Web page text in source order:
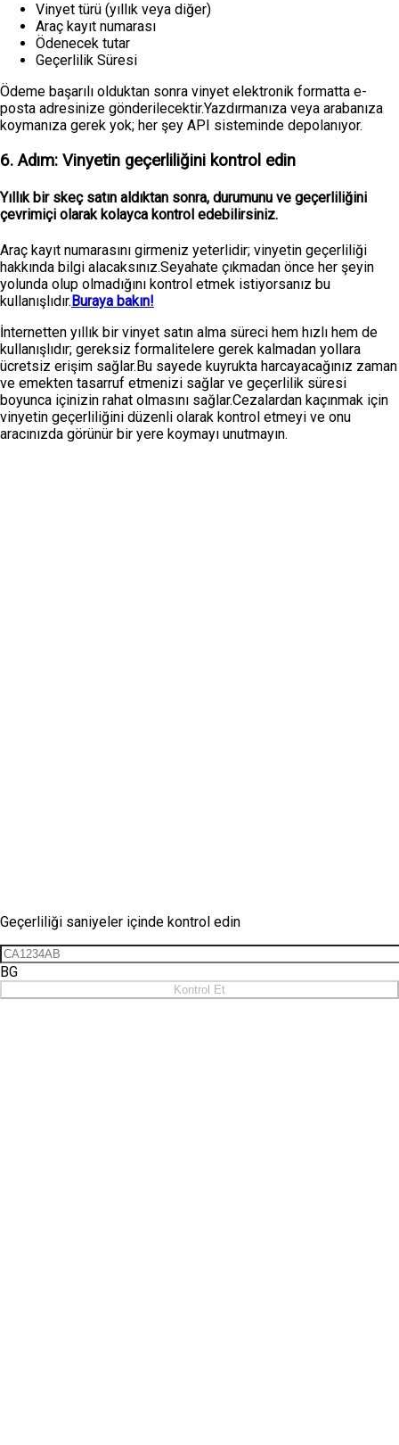
Vinyet türü (yıllık veya diğer)
Araç kayıt numarası
Ödenecek tutar
Geçerlilik Süresi
Ödeme başarılı olduktan sonra vinyet elektronik formatta e-
posta adresinize gönderilecektir.Yazdırmanıza veya arabanıza
koymanıza gerek yok; her şey API sisteminde depolanıyor.
6. Adım: Vinyetin geçerliliğini kontrol edin
Yıllık bir skeçsatın aldıktan sonra, durumunu ve geçerliliğini
çevrimiçi olarak kolayca kontrol edebilirsiniz.
Araç kayıt numarasını girmeniz yeterlidir; vinyetin geçerliliği
hakkında bilgi alacaksınız.Seyahate çıkmadan önce her şeyin
yolunda olup olmadığını kontrol etmek istiyorsanız bu
kullanışlıdır. Buraya bakın!
İnternetten yıllık bir vinyet satın alma süreci hem hızlı hem de
kullanışlıdır; gereksiz formalitelere gerek kalmadan yollara
ücretsiz erişim sağlar.Bu sayede kuyrukta harcayacağınız zaman
ve emekten tasarruf etmenizi sağlar ve geçerlilik süresi
boyunca içinizin rahat olmasını sağlar.Cezalardan kaçınmak için
vinyetin geçerliliğini düzenli olarak kontrol etmeyi ve onu
aracınızda görünür bir yere koymayı unutmayın.
Geçerliliği saniyeler içinde kontrol edin
BG
Kontrol Et